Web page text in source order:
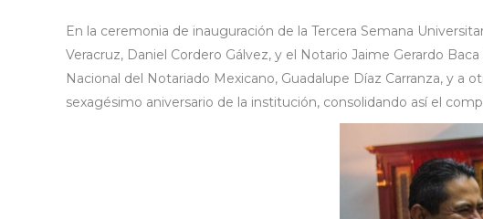
En la ceremonia de inauguración de la Tercera Semana
Veracruz, Daniel Cordero Gálvez, y el Notario Jaime Gerardo
Nacional del Notariado Mexicano, Guadalupe Díaz Carranza, y
sexagésimo aniversario de la institución, consolidando así el